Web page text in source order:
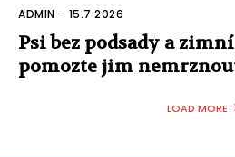
ADMIN - 15.7.2026
Psi bez podsady a
pomozte jim
LOAD MORE